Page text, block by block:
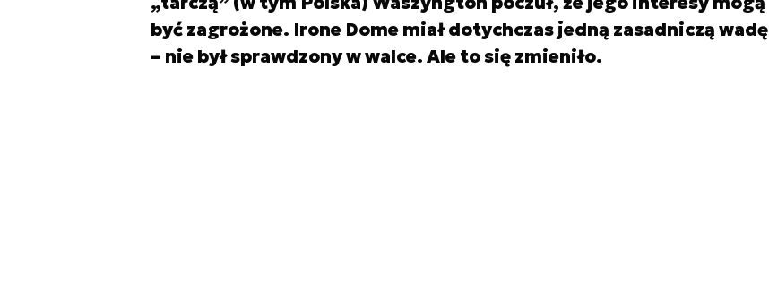
być zagrożone. Irone Dome miał dotychczas jedną zasadniczą wadę
– nie był sprawdzony w walce. Ale to się zmieniło.